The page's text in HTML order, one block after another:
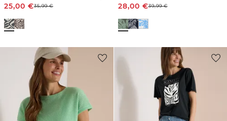
25,00 €35,99€
28,00 €39,99€